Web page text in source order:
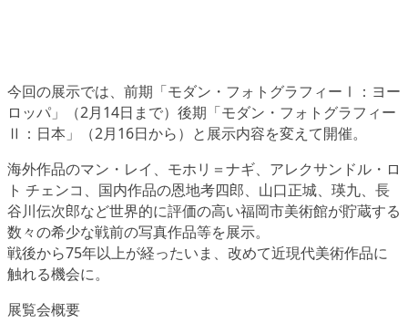
今回の展示では、前期 「モダン・フォトグラフィーⅠ：ヨー
ロッパ」
（2月14日まで）後期 「モダン・フォトグラフィー
Ⅱ：日本」
（2月16日から）と展示内容を変えて開催。
海外作品のマン・レイ、モホリ＝ナギ、アレクサンドル・ロ
ト チェンコ、国内作品の恩地考四郎、山口正城、瑛九、長
谷川伝次郎など世界的に評価の高い福岡市美術館が貯蔵する
数々の希少な戦前の写真作品等を展示。
戦後から75年以上が経ったいま、改めて近現代美術作品に
触れる機会に。
展覧会概要